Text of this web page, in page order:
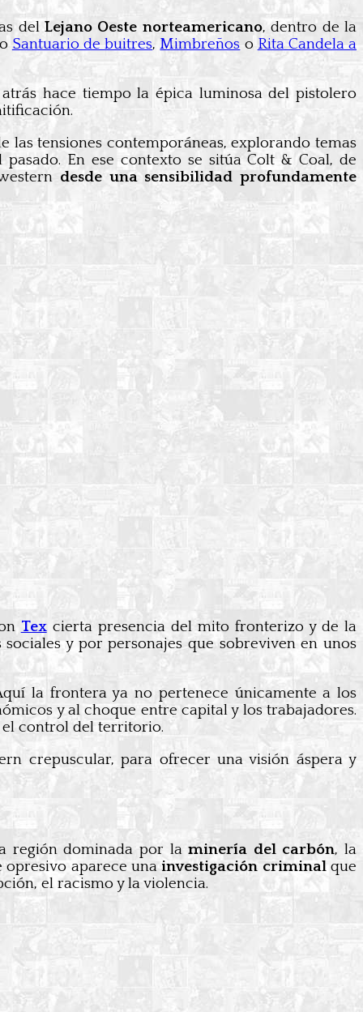
delLejano Oeste norteamericano, dentro de la
Santuario de buitres,Mimbreños o Rita Candela a
hace tiempo la épica luminosa del pistolero
tensiones contemporáneas, explorando temas
En ese contexto se sitúa Colt & Coal, de
desde una sensibilidad profundamente
Texcierta presencia del mito fronterizo y de la
y por personajes que sobreviven en unos
la frontera ya no pertenece únicamente a los
y al choque entre capital y los trabajadores.
el control del territorio.
crepuscular, para ofrecer una visión áspera y
región dominada por laminería del carbón, la
opresivo aparece unainvestigación criminalque
el racismo y la violencia.